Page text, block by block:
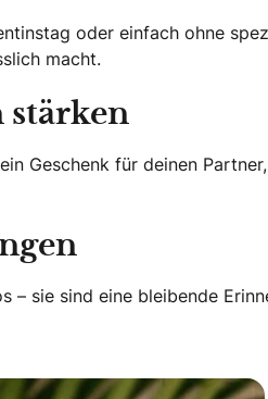
oder einfach ohne
macht.
stärken
Geschenk für deinen
– sie sind eine bleibende